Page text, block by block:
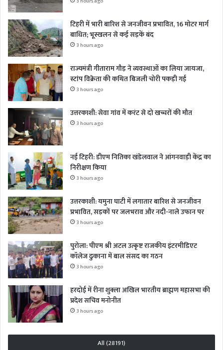
टिहरी में भारी बारिश से जनजीवन प्रभावित, 16 मोटर मार्ग
बाधित; भूस्खलन से कई सड़कें बंद
3 hours ago
राज्यमंत्री गीताराम गौड़ ने व्यवस्थाओं का लिया जायजा,
स्टांप विक्रेता की कथित बिजली चोरी पकड़ी गई
3 hours ago
उत्तरकाशी: सेवा गांव में करंट से दो खच्चरों की मौत
3 hours ago
नई टिहरी: डीएम नितिका खंडेलवाल ने आंगनवाड़ी केंद्र का
निरीक्षण किया
3 hours ago
उत्तरकाशी: यमुना घाटी में लगातार बारिश से जनजीवन
प्रभावित, सड़कों पर जलभराव और नदी-नाले उफान पर
3 hours ago
पुरोला: पीएम श्री अटल उत्कृष्ट राजकीय इंटरमीडिएट
कॉलेज ढुकाना में बाल संसद का गठन
3 hours ago
हरदोई में रीना शुक्ला अखिल भारतीय ब्राह्मण महासभा की
प्रदेश सचिव मनोनीत
3 hours ago
All (28191)